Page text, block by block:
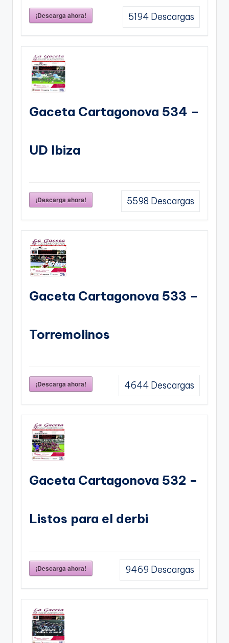
¡Descarga ahora! 5194 Descargas
Gaceta Cartagonova 534 –
UD Ibiza
¡Descarga ahora! 5598 Descargas
Gaceta Cartagonova 533 –
Torremolinos
¡Descarga ahora! 4644 Descargas
Gaceta Cartagonova 532 –
Listos para el derbi
¡Descarga ahora! 9469 Descargas